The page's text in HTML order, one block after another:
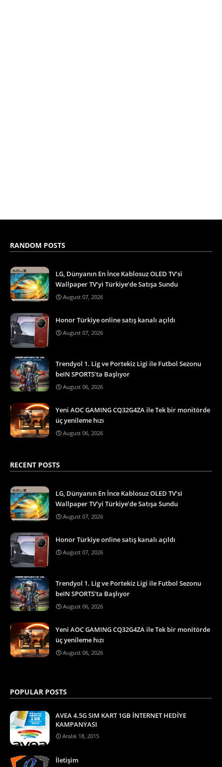
RANDOM POSTS
LG, Dünyanın En İnce Kablosuz OLED TV’si
Wallpaper TV’yi Türkiye’de Satışa Sundu
August 07, 2026
Honor Türkiye online satış kanalı açıldı
August 07, 2026
Trendyol 1. Lig ve Portekiz Ligi ile Futbol Sezonu
beIN SPORTS’ta Başlıyor
August 06, 2026
Yeni AOC GAMING CQ32G4ZA ile Tek bir monitörde
üç yenileme hızı
August 06, 2026
RECENT POSTS
LG, Dünyanın En İnce Kablosuz OLED TV’si
Wallpaper TV’yi Türkiye’de Satışa Sundu
August 07, 2026
Honor Türkiye online satış kanalı açıldı
August 07, 2026
Trendyol 1. Lig ve Portekiz Ligi ile Futbol Sezonu
beIN SPORTS’ta Başlıyor
August 06, 2026
Yeni AOC GAMING CQ32G4ZA ile Tek bir monitörde
üç yenileme hızı
August 06, 2026
POPULAR POSTS
AVEA 4.5G SIM KART 1GB İNTERNET HEDİYE
KAMPANYASI
Aralık 18, 2015
İletişim